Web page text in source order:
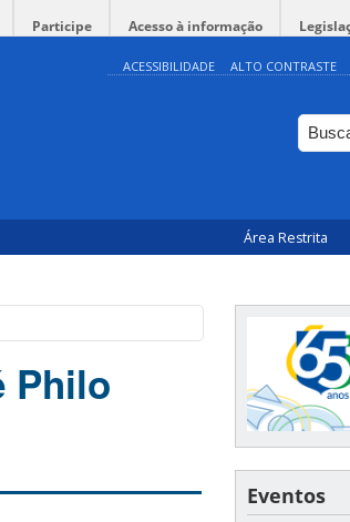
Participe Acesso à informação
ACESSIBILIDADE ALTO CONTRASTE
Área Restrita
Philo
Eventos